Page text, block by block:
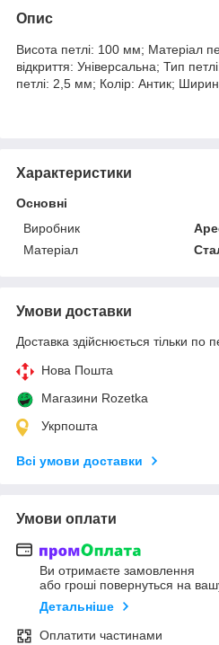
Опис
Висота петлі: 100 мм; Матеріал
відкриття: Універсальна; Тип
петлі: 2,5 мм; Колір: Антик;
Характеристики
Основні
Виробник
Матеріал
Умови доставки
Доставка здійснюється тільки по
Нова Пошта
Магазини Rozetka
Укрпошта
Всі умови доставки
Умови оплати
Ви отримаєте замовлення
або гроші повернуться на
Детальніше
Оплатити частинами